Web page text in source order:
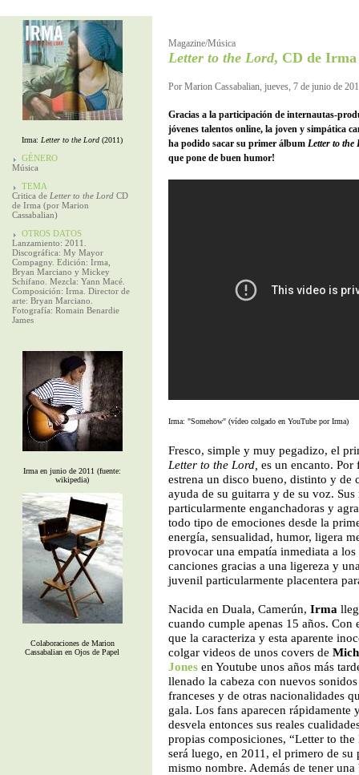
Irma: Letter to the Lord (2011)
GÉNERO
Música
TEMA
Critica de Letter to the Lord CD
de Irma (por Marion
Cassabalian)
OTROS DATOS
Lanzamiento: 2011.
Discográfica: My Mayor
Compagny. Edición: Irma,
Bryan Marciano y Mickey
Schifano. Mezcla: Yann Macé.
Composición: Irma. Director de
arte: Bryan Marciano.
Fotografía: Romain Benardie
James
Irma en junio de 2011 (fuente:
wikipedia)
Colaboraciones de Marion
Cassabalian en Ojos de Papel
Magazine/Música
Letter to the Lord, CD de Irma
Por Marion Cassabalian, jueves, 7 de junio de
Gracias a la participación de internautas-
jóvenes talentos online, la joven y simpática
ha podido sacar su primer álbum Letter to the
que pone de buen humor!
Irma: "Somehow" (vídeo colgado en YouTube por Irma)
Fresco, simple y muy pegadizo, el
Letter to the Lord, es un encanto.
estrena un disco bueno, distinto y de
ayuda de su guitarra y de su voz. Sus
particularmente enganchadoras y
todo tipo de emociones desde la
energía, sensualidad, humor, ligera
provocar una empatía inmediata a los
canciones gracias a una ligereza y
juvenil particularmente placentera
Nacida en Duala, Camerún, Irma
cuando cumple apenas 15 años. Con
que la caracteriza y esta aparente
colgar videos de unos covers de
Jones en Youtube unos años más
llenado la cabeza con nuevos
franceses y de otras nacionalidades
gala. Los fans aparecen rápidamente
desvela entonces sus reales
propias composiciones, “Letter to
será luego, en 2011, el primero de
mismo nombre. Además de tener